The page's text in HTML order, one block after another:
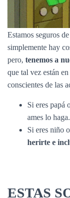
Estamos seguros
simplemente hay
pero, tenemos a
que tal vez están
conscientes de las
Si eres papá
ames lo haga.
Si eres niño
herirte e
ESTAS